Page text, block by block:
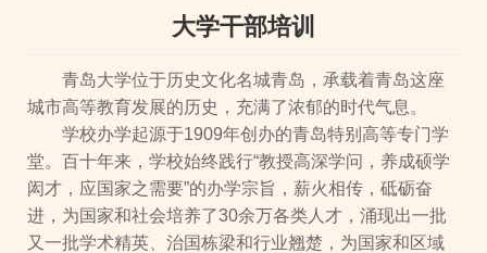
大学干部培训
青岛大学位于历史文化名城青岛，承载着青岛这座
城市高等教育发展的历史，充满了浓郁的时代气息。
学校办学起源于1909年创办的青岛特别高等专门学
堂。百十年来，学校始终践行“教授高深学问，养成硕学
闳才，应国家之需要”的办学宗旨，薪火相传，砥砺奋
进，为国家和社会培养了30余万各类人才，涌现出一批
又一批学术精英、治国栋梁和行业翘楚，为国家和区域